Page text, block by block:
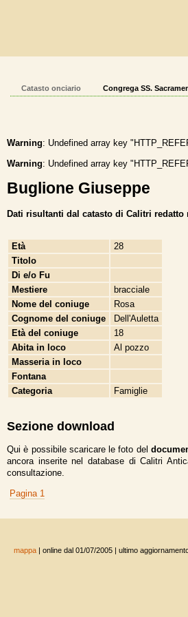
Catasto onciario Congrega SS.
Warning: Undefined array key
Warning: Undefined array key
Buglione Giuseppe
Dati risultanti dal catasto di Calitri redatto
Età
28
Titolo
Di e/o Fu
Mestiere
bracciale
Nome del coniuge
Rosa
Cognome del coniuge
Dell'Auletta
Età del coniuge
18
Abita in loco
Al pozzo
Masseria in loco
Fontana
Categoria
Famiglie
Sezione download
Qui è possibile scaricare le foto del
ancora inserite nel database di Calitri
consultazione.
Pagina 1
mappa | online dal 01/07/2005 | ultimo